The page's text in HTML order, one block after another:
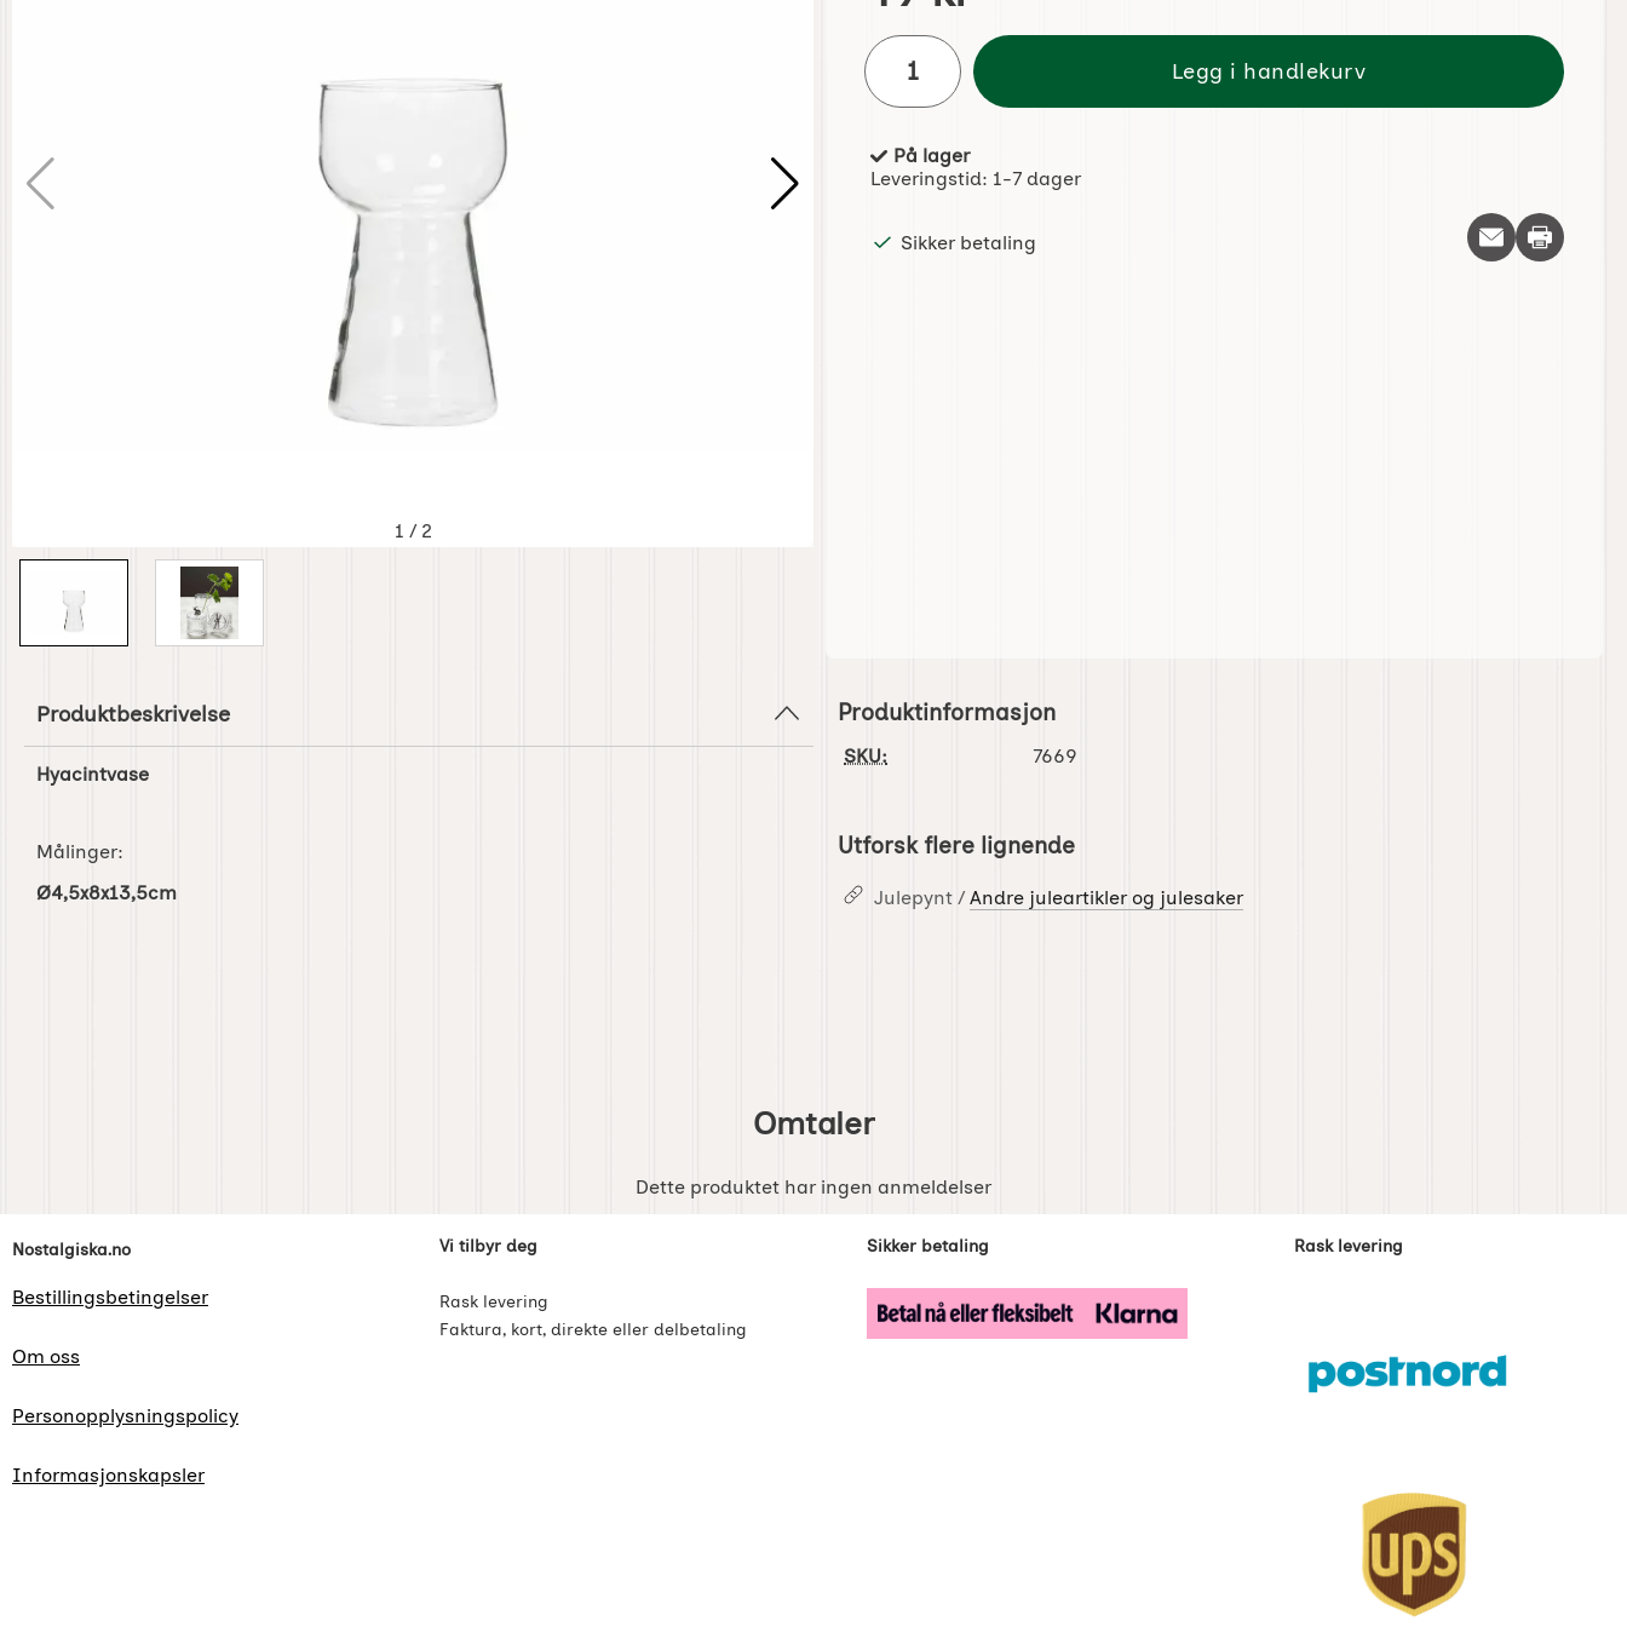
1 / 2
antall
Legg i handlekurv
Produkttilgjengelighet:
På lager
Leveringstid: 1-7 dager
Sikker betaling Skriv ut
Produktbeskrivelse
Hyacintvase
Målinger:
Ø4,5x8x13,5cm
Produktinformasjon
SKU: 7669
Utforsk flere lignende
Julepynt / Andre juleartikler og julesaker
Omtaler
Dette produktet har ingen anmeldelser
Footer-innhold Blandet informasjon og lenker
Nostalgiska.no
Bestillingsbetingelser
Om oss
Personopplysningspolicy
Informasjonskapsler
Vi tilbyr deg
Rask levering
Faktura, kort, direkte eller delbetaling
Sikker betaling Rask levering